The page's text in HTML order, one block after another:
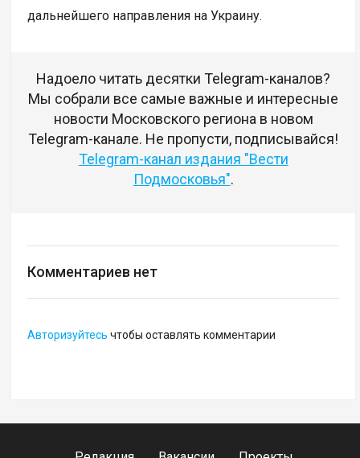
дальнейшего направления на Украину.
Надоело читать десятки Telegram-каналов?
Мы собрали все самые важные и интересные
новости Московского региона в новом
Telegram-канале. Не пропусти, подписывайся!
Telegram-канал издания "Вести
Подмосковья".
Комментариев нет
Авторизуйтесь чтобы оставлять комментарии